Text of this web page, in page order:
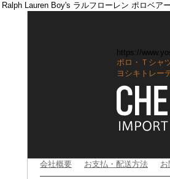
Ralph Lauren Boy's ラルフローレン ポロベア
https://
ポロ・Ｔシャ
ヨシキトレー
会社概要 お支払・配送方法